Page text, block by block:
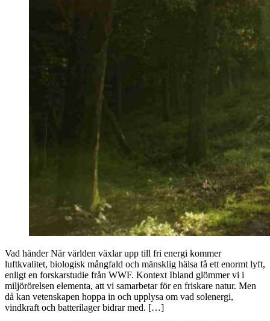
Vad händer När världen växlar upp till fri energi kommer
luftkvalitet, biologisk mångfald och mänsklig hälsa få ett enormt lyft,
enligt en forskarstudie från WWF. Kontext Ibland glömmer vi i
miljörörelsen elementa, att vi samarbetar för en friskare natur. Men
då kan vetenskapen hoppa in och upplysa om vad solenergi,
vindkraft och batterilager bidrar med. […]